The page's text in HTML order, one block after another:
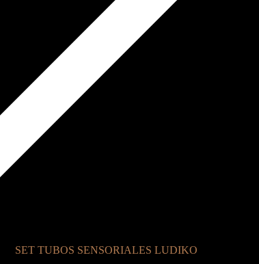
SET TUBOS SENSORIALES LUDIKO